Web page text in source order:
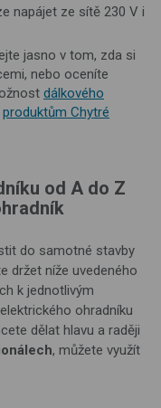
napájet ze sítě 230 V i
jasno v tom, zda si
nebo oceníte
dálkového
produktům Chytré
od A do Z
do samotné stavby
držet níže uvedeného
k jednotlivým
ohradníku
dělat hlavu a raději
, můžete využít